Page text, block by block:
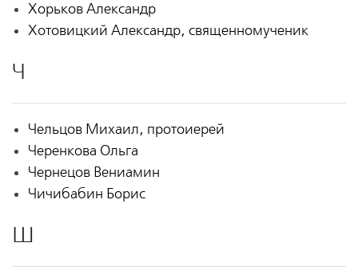
Хорьков Александр
Хотовицкий Александр, священномученик
Ч
Чельцов Михаил, протоиерей
Черенкова Ольга
Чернецов Вениамин
Чичибабин Борис
Ш